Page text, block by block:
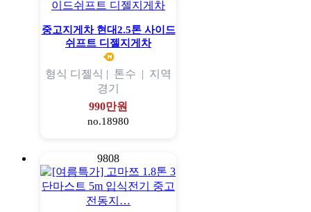
중고지게차 현대2.5톤 사이드
쉬프트 디젤지게차
형식 디젤식 | 톤수 | 지역
경기
990만원
no.18980
9808